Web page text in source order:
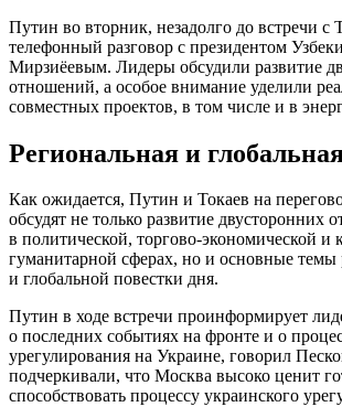
Путин во вторник, незадолго до встречи с
телефонный разговор с президентом
Мирзиёевым. Лидеры обсудили развитие
отношений, а особое внимание уделили
совместных проектов, в том числе и в
Региональная и
Как ожидается, Путин и Токаев на
обсудят не только развитие двусторонних
в политической, торгово-экономической и
гуманитарной сферах, но и основные темы
и глобальной повестки дня.
Путин в ходе встречи проинформирует
о последних событиях на фронте и о
урегулирования на Украине, говорил
подчеркивали, что Москва высоко ценит
способствовать процессу украинского